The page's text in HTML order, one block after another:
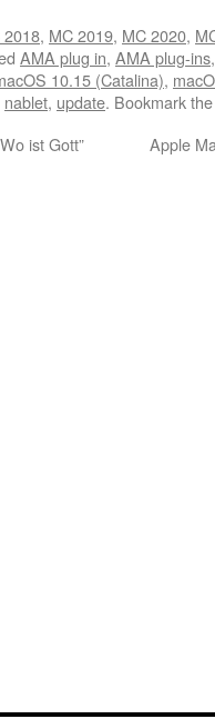
2018, MC 2019, MC 2020,
AMA plug in, AMA plug-ins
10.15 (Catalina),
nablet, update. Bookmark
ist Gott” Apple